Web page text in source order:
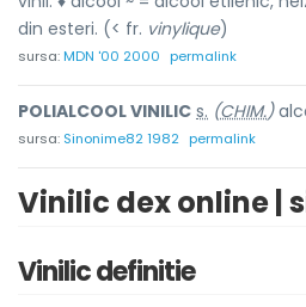
din esteri. (< fr. vinylique)
sursa:MDN '00 2000 permalink
POLIALCOOL VINILIC s. (CHIM.)
sursa: Sinonime82 1982 permalink
Vinilic dex online |
Vinilic definitie